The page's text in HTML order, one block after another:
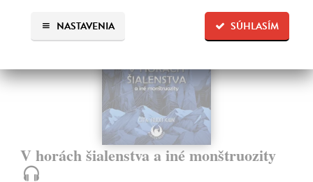
SÚHLASÍM
NASTAVENIA
V horách šialenstva a iné monštruozity